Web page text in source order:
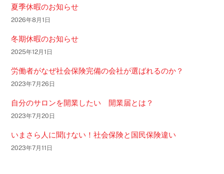
夏季休暇のお知らせ
2026年8月1日
冬期休暇のお知らせ
2025年12月1日
労働者がなぜ社会保険完備の会社が選ばれるのか？
2023年7月26日
自分のサロンを開業したい 開業届とは？
2023年7月20日
いまさら人に聞けない！社会保険と国民保険違い
2023年7月11日